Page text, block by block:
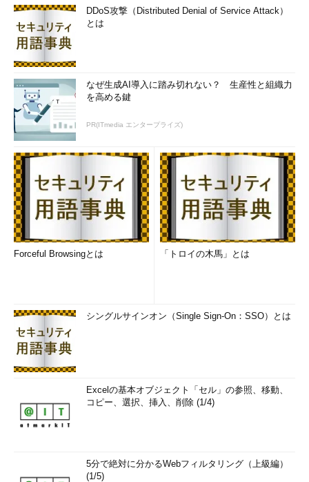
DDoS攻撃（Distributed Denial of Service Attack）
とは
なぜ生成AI導入に踏み切れない？ 生産性と組織力
を高める鍵
PR(ITmedia エンタープライズ)
Forceful Browsingとは 「トロイの木馬」とは
シングルサインオン（Single Sign-On：SSO）とは
Excelの基本オブジェクト「セル」の参照、移動、
コピー、選択、挿入、削除 (1/4)
5分で絶対に分かるWebフィルタリング（上級編）
(1/5)